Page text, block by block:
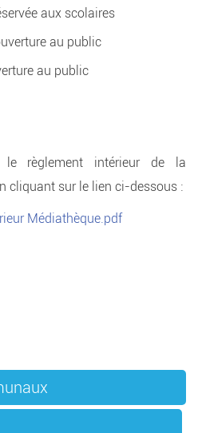
aux scolaires
au public
au public
le règlement intérieur de la
cliquant sur le lien ci-dessous :
Médiathèque.pdf